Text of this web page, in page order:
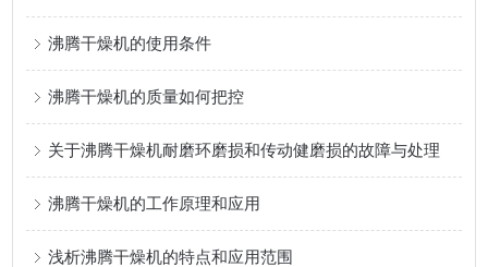
沸腾干燥机的使用条件
沸腾干燥机的质量如何把控
关于沸腾干燥机耐磨环磨损和传动健磨损的故障与处理
沸腾干燥机的工作原理和应用
浅析沸腾干燥机的特点和应用范围